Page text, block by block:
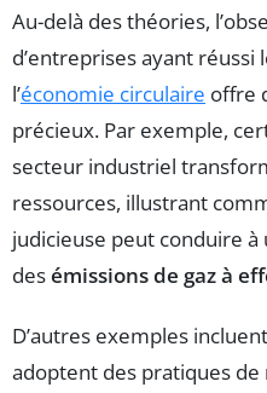
Au-delà des théories,
d’entreprises ayant
l’économie circulaire offre
précieux. Par exemple,
secteur industriel
ressources, illustrant
judicieuse peut conduire
desémissions de gaz à
D’autres exemples
adoptent des pratiques